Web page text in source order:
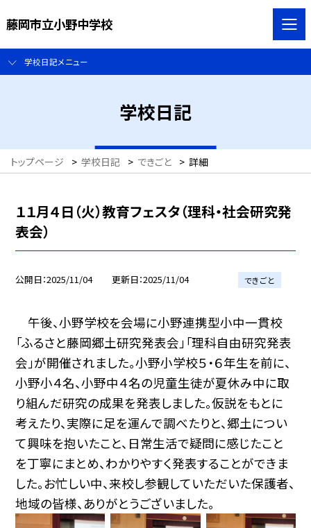
藤岡市立小野中学校
学校日記メニュー
学校日記
トップページ > 学校日記 > できごと > 詳細
１１月４日（火）教育フェスタ（理科・社会研究発
表会）
公開日 2025/11/04 更新日 2025/11/04 できごと
午後、小野学校を会場に小野連携型小中一貫校
「ふるさと藤岡郷土研究発表会」「理科自由研究発表
会」が開催されました。小野小学校５・６年生を前に、
小野小４名、小野中４名の児童生徒が夏休み中に取
り組んだ研究の成果を発表しました。仮説をもとに
考えたり、実際に足を運んで調べたりと、郷土につい
て興味を抱いたこと、日常生活で疑問に感じたこと
を丁寧にまとめ、わかりやすく発表することができま
した。お忙しい中、来校し参観していただいた保護者、
地域の皆様、ありがとうございました。